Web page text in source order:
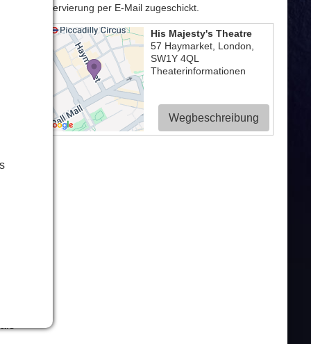
Reservierung per E-Mail zugeschickt.
His Majesty's Theatre
57 Haymarket London
SW1Y 4QL
Theaterinformationen
Wegbeschreibung